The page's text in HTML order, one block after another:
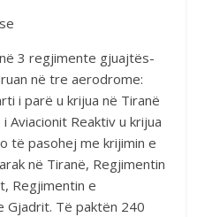
3 regjimente gjuajtës-
në tre aerodrome:
i parë u krijua në Tiranë
Aviacionit Reaktiv u krijua
të pasohej me krijimin e
në Tiranë, Regjimentin
Regjimentin e
Gjadrit. Të paktën 240